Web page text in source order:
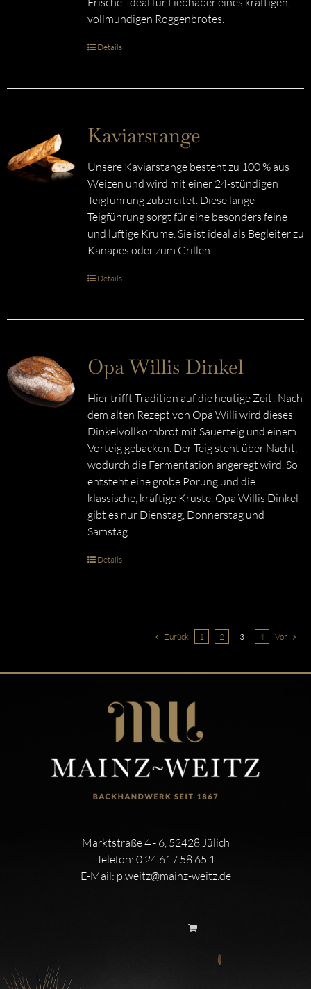
vollmundigen Roggenbrotes.
Details
Kaviarstange
Unsere Kaviarstange besteht zu 100 % aus
Weizen und wird mit einer 24-stündigen
Teigführung zubereitet. Diese lange
Teigführung sorgt für eine besonders feine
und luftige Krume. Sie ist ideal als Begleiter zu
Kanapes oder zum Grillen.
Details
Opa Willis Dinkel
Hier trifft Tradition auf die heutige Zeit! Nach
dem alten Rezept von Opa Willi wird dieses
Dinkelvollkornbrot mit Sauerteig und einem
Vorteig gebacken. Der Teig steht über Nacht,
wodurch die Fermentation angeregt wird. So
entsteht eine grobe Porung und die
klassische, kräftige Kruste. Opa Willis Dinkel
gibt es nur Dienstag, Donnerstag und
Samstag.
Details
Zurück 1 2 3 4 Vor
Marktstraße 4 - 6, 52428 Jülich
Telefon: 0 24 61 / 58 65 1
E-Mail: p.weitz@mainz-weitz.de